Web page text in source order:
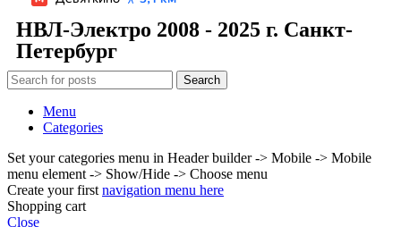
НВЛ-Электро 2008 - 2025 г. Санкт-
Петербург
Search
Menu
Categories
Set your categories menu in Header builder -> Mobile -> Mobile
menu element -> Show/Hide -> Choose menu
Create your first navigation menu here
Shopping cart
Close